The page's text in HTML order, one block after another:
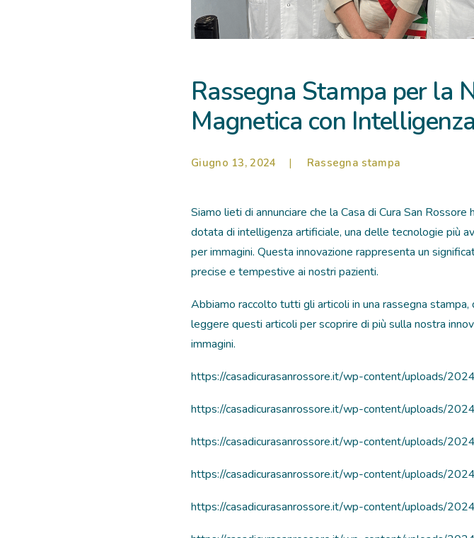
Rassegna Stampa per la
Magnetica con
Giugno 13, 2024 | Rassegna stampa
Siamo lieti di annunciare che la Casa di Cura San
dotata di intelligenza artificiale, una delle tecnologie più
per immagini. Questa innovazione rappresenta un
precise e tempestive ai nostri pazienti.
Abbiamo raccolto tutti gli articoli in una rassegna
leggere questi articoli per scoprire di più sulla nostra
immagini.
https://casadicurasanrossore.it/wp-content/uploads/
https://casadicurasanrossore.it/wp-content/uploads/
https://casadicurasanrossore.it/wp-content/uploads/
https://casadicurasanrossore.it/wp-content/uploads/
https://casadicurasanrossore.it/wp-content/uploads/